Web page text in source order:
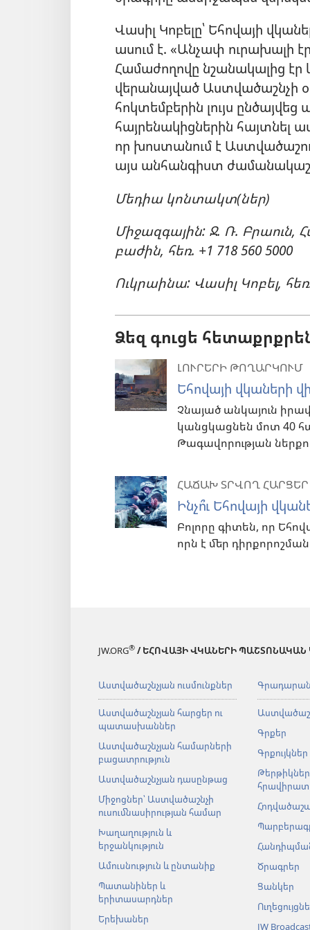
Վասիլ Կոբելը՝ Եհովայի
ասում է. «Անչափ ուրախալի էր
Համաժողովը նշանակալից էր
վերանայված Աստվածաշնչի
հոկտեմբերին լույս ընծայվեց
հայրենակիցներին
որ խոստանում է
այս անհանգիստ
Մեդիա կոնտակտ(ներ)
Միջազգային: Ջ. Ռ. Բրաուն,
բաժին, հեռ. +1 718 560 5000
Ուկրաինա: Վասիլ Կոբել, հեռ.
Ձեզ գուցե
ԼՈՒՐԵՐԻ ԹՈՂԱՐԿՈՒՄ
Եհովայի վկաների
Չնայած անկայուն
կանցկացնեն մոտ 40
Թագավորության
ՀԱՃԱԽ ՏՐՎՈՂ ՀԱՐՑԵՐ
Ինչո՞ւ Եհովայի
Բոլորը գիտեն, որ
որն է մեր դիրքորոշման
JW.ORG® / ԵՀՈՎԱՅԻ ՎԿԱՆԵՐԻ ՊԱՇՏՈՆԱԿԱՆ
Աստվածաշնչյան ուսմունքներ
Աստվածաշնչյան հարցեր ու
պատասխաններ
Աստվածաշնչյան համարների
բացատրություն
Աստվածաշնչյան դասընթաց
Միջոցներ՝ Աստվածաշնչի
ուսումնասիրության համար
Խաղաղություն և
երջանկություն
Ամուսնություն և ընտանիք
Պատանիներ և
երիտասարդներ
Երեխաներ
Գրքեր
Գրքույկներ
Ծրագրեր
Ցանկեր
JW